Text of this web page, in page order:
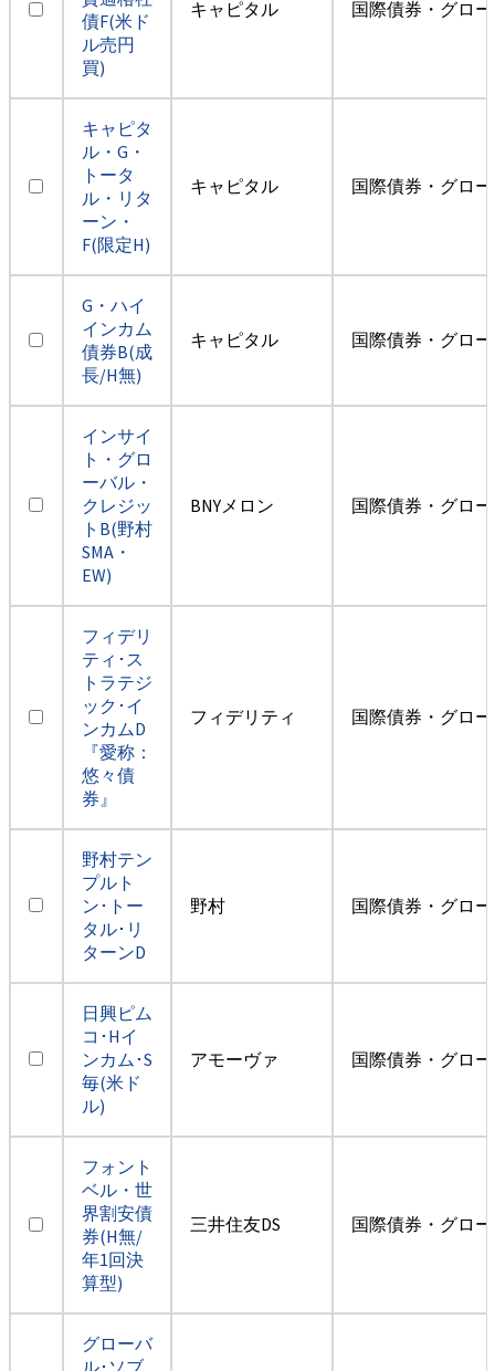
債F(米ド
ル売円
買)
キャピタル 国際債券・グロ
キャピタ
ル・G・
トータ
ル・リタ
ーン・
F(限定H)
キャピタル 国際債券・グロ
G・ハイ
インカム
債券B(成
長/H無)
キャピタル 国際債券・グロ
インサイ
ト・グロ
ーバル・
クレジッ
トB(野村
SMA・
EW)
BNYメロン 国際債券・グロ
フィデリ
ティ･ス
トラテジ
ック･イ
ンカムD
『愛称：
悠々債
券』
フィデリティ 国際債券・グロ
野村テン
プルト
ン･トー
タル･リ
ターンD
野村 国際債券・グロ
日興ピム
コ･Hイ
ンカム･S
毎(米ド
ル)
アモーヴァ 国際債券・グロ
フォント
ベル・世
界割安債
券(H無/
年1回決
算型)
三井住友DS 国際債券・グロ
グローバ
ル･ソブ